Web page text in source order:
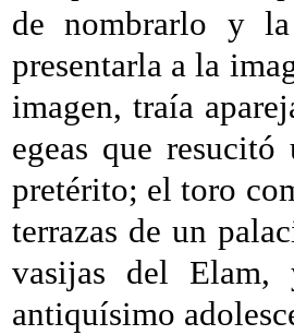
de nombrarlo y
presentarla a la
imagen, traía
egeas que
pretérito; el toro
terrazas de un
vasijas del
antiquísimo